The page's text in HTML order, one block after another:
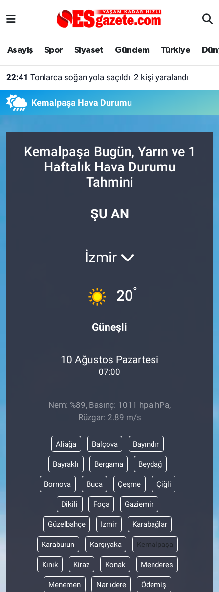
Asayiş Spor Siyaset Gündem Türkiye
22:41 Tonlarca soğan yola saçıldı: 2 kişi yaralandı
Kemalpaşa Hava Durumu
Kemalpaşa Bugün, Yarın ve 1
Haftalık Hava Durumu
Tahmini
ŞU AN
İzmir
20°
Güneşli
10 Ağustos Pazartesi
07:00
Nem: %89, Basınç: 1011 hpa hPa,
Rüzgar: 2.89 m/s
Aliağa Balçova Bayındır
Bayraklı Bergama Beydağ
Bornova Buca Çeşme Çiğli
Dikili Foça Gaziemir
Güzelbahçe İzmir Karabağlar
Karaburun Karşıyaka Kemalpaşa
Kınık Kiraz Konak Menderes
Menemen Narlıdere Ödemiş
Asayiş
Dünya
Alış-Veriş/İş dünyası
Yaşam
Röportaj
Bilim ve Teknoloji
Eskişehir Nöbetçi Eczaneler
Son Dakika Haberleri